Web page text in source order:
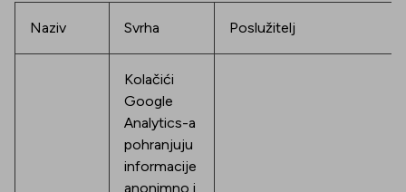
Naziv Svrha Poslužitelj
Kolačići
Google
Analytics-a
pohranjuju
informacije
anonimno i